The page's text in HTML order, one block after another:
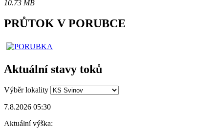
10.73 MB
PRŮTOK V PORUBCE
Aktuální stavy toků
Výběr lokality
7.8.2026 05:30
Aktuální výška: